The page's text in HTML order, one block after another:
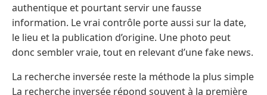
authentique et pourtant servir une fausse
information. Le vrai contrôle porte aussi sur la date,
le lieu et la publication d’origine. Une photo peut
donc sembler vraie, tout en relevant d’une fake news.
La recherche inversée reste la méthode la plus simple
La recherche inversée répond souvent à la première